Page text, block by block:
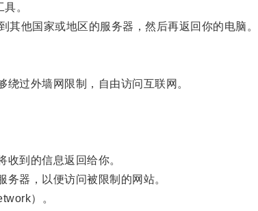
。
他国家或地区的服务器，然后再返回你的电脑。
过外墙网限制，自由访问互联网。
到的信息返回给你。
器，以便访问被限制的网站。
）。